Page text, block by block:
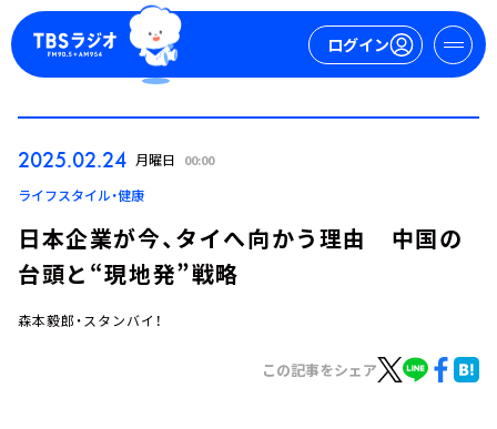
ログイン
ログイン
2025.02.24 月曜日 00:00
ライフスタイル・健康
日本企業が今、タイへ向かう理由 中国の
台頭と“現地発”戦略
森本毅郎・スタンバイ！
この記事をシェア